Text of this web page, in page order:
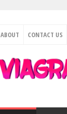
ABOUT CONTACT US